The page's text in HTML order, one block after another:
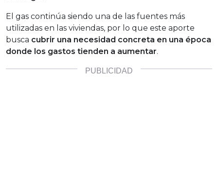
El gas continúa siendo una de las fuentes más
utilizadas en las viviendas, por lo que este aporte
busca cubrir una necesidad concreta en una época
donde los gastos tienden a aumentar.